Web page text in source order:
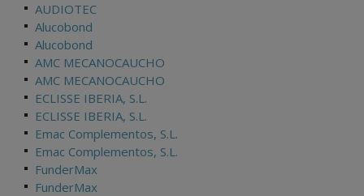
AUDIOTEC
Alucobond
Alucobond
AMC MECANOCAUCHO
AMC MECANOCAUCHO
ECLISSE IBERIA, S.L.
ECLISSE IBERIA, S.L.
Emac Complementos, S.L.
Emac Complementos, S.L.
FunderMax
FunderMax